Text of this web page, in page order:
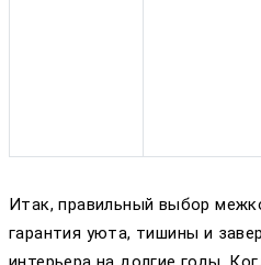
Итак, правильный выбор
гарантия уюта, тишины и